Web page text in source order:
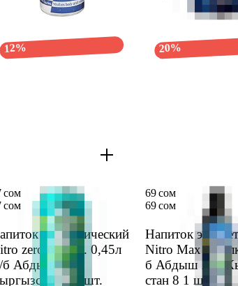
12% 20%
энерге­тический
zero безалк. 0,45л
Абдыш Ата
81 шт.
сом
сом
Напиток
Nitro Max
б Абдыш Ата
стан 8 1 шт.
69 сом
69 сом